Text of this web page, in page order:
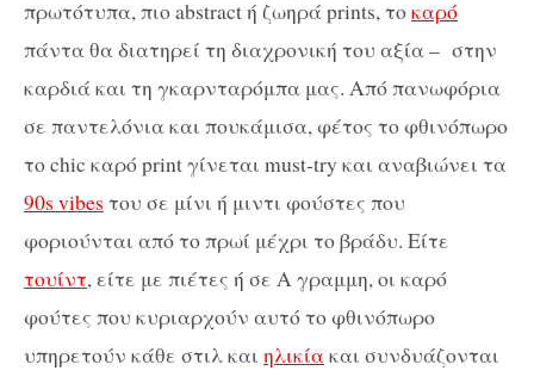
πρωτότυπα, πιο abstract ή ζωηρά prints, τοκαρό
πάντα θα διατηρεί τη διαχρονική του αξία – στην
καρδιά και τη γκαρνταρόμπα μας. Από πανωφόρια
σε παντελόνια και πουκάμισα, φέτος το φθινόπωρο
το chic καρό print γίνεται must-try και αναβιώνει τα
90s vibes του σε μίνι ή μιντι φούστες που
φοριούνται από το πρωί μέχρι το βράδυ. Είτε
τουίντ, είτε με πιέτες ή σε Α γραμμη, οι καρό
φούτες που κυριαρχούν αυτό το φθινόπωρο
υπηρετούν κάθε στιλ και ηλικίακαι συνδυάζονται